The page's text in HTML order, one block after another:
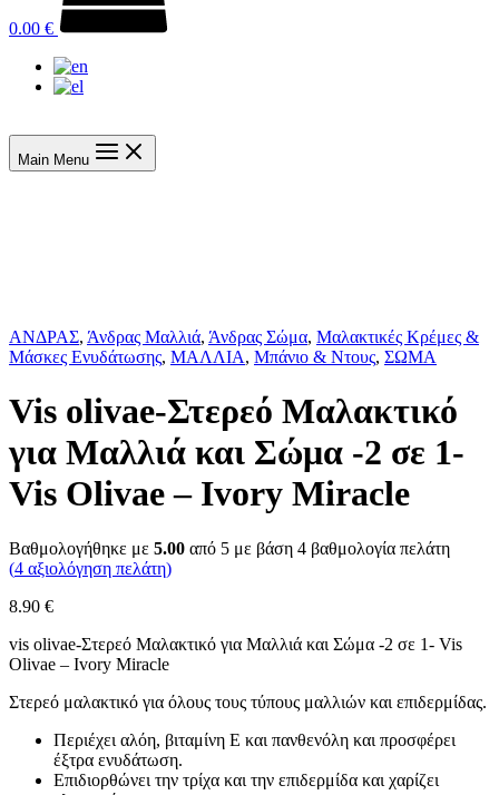
0.00 €
Main Menu
ΑΝΔΡΑΣ, Άνδρας Μαλλιά, Άνδρας Σώμα, Μαλακτικές Κρέμες &
Μάσκες Ενυδάτωσης, ΜΑΛΛΙΑ, Μπάνιο & Ντους, ΣΩΜΑ
Vis olivae-Στερεό Μαλακτικό
για Μαλλιά και Σώμα -2 σε 1-
Vis Olivae – Ivory Miracle
Βαθμολογήθηκε με 5.00 από 5 με βάση 4 βαθμολογία πελάτη
(4 αξιολόγηση πελάτη)
8.90 €
vis olivae-Στερεό Μαλακτικό για Μαλλιά και Σώμα -2 σε 1- Vis
Olivae – Ivory Miracle
Στερεό μαλακτικό για όλους τους τύπους μαλλιών και επιδερμίδας.
Περιέχει αλόη, βιταμίνη Ε και πανθενόλη και προσφέρει
έξτρα ενυδάτωση.
Επιδιορθώνει την τρίχα και την επιδερμίδα και χαρίζει